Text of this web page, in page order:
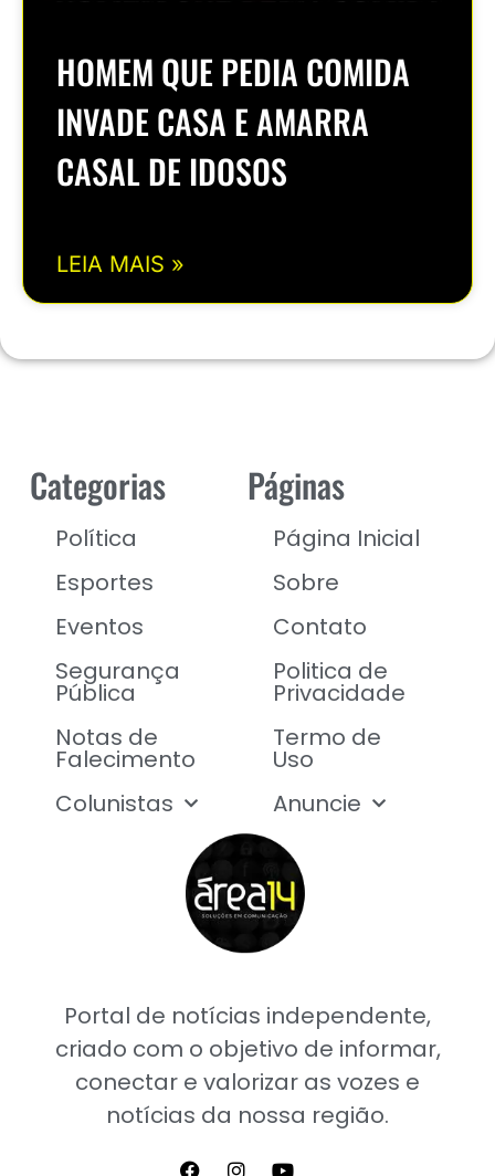
HOMEM QUE PEDIA COMIDA
INVADE CASA E AMARRA
CASAL DE IDOSOS
LEIA MAIS »
Portal de notícias independente,
criado com o objetivo de informar,
conectar e valorizar as vozes e
notícias da nossa região.
Categorias
Política
Esportes
Eventos
Segurança
Pública
Notas de
Falecimento
Colunistas
Páginas
Página Inicial
Sobre
Contato
Politica de
Privacidade
Termo de
Uso
Anuncie